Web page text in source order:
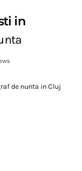
in
de nunta in Cluj